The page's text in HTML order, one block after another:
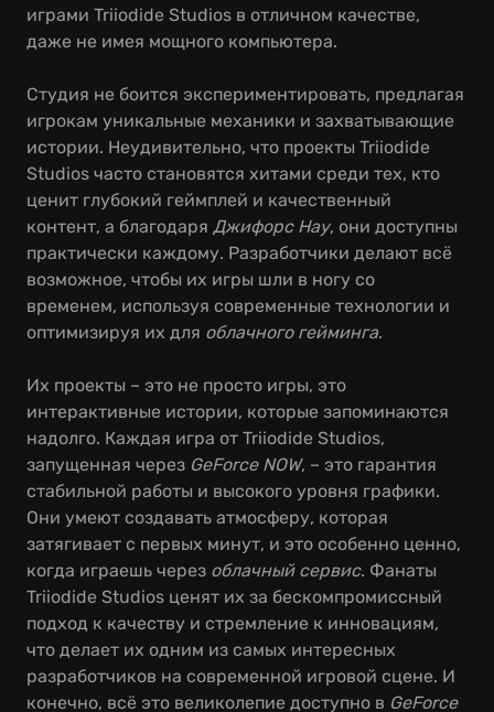
играми Triiodide Studios в отличном качестве,
даже не имея мощного компьютера.
Студия не боится экспериментировать, предлагая
игрокам уникальные механики и захватывающие
истории. Неудивительно, что проекты Triiodide
Studios часто становятся хитами среди тех, кто
ценит глубокий геймплей и качественный
контент, а благодаря Джифорс Нау, они доступны
практически каждому. Разработчики делают всё
возможное, чтобы их игры шли в ногу со
временем, используя современные технологии и
оптимизируя их для облачного гейминга.
Их проекты – это не просто игры, это
интерактивные истории, которые запоминаются
надолго. Каждая игра от Triiodide Studios,
запущенная через GeForce NOW, – это гарантия
стабильной работы и высокого уровня графики.
Они умеют создавать атмосферу, которая
затягивает с первых минут, и это особенно ценно,
когда играешь через облачный сервис. Фанаты
Triiodide Studios ценят их за бескомпромиссный
подход к качеству и стремление к инновациям,
что делает их одним из самых интересных
разработчиков на современной игровой сцене. И
конечно, всё это великолепие доступно в GeForce